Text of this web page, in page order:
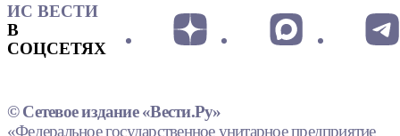
ИС ВЕСТИ
В
СОЦСЕТЯХ
© Сетевое издание «Вести.Ру»
«Федеральное государственное унитарное предприятие